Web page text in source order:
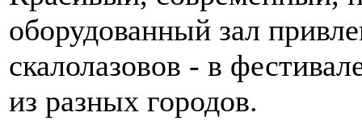
оборудованный зал
скалолазовов - в
из разных городов.